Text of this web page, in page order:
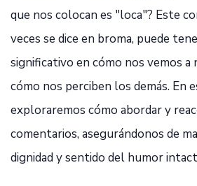
que nos colocan es "loca"? Este
veces se dice en broma, puede
significativo en cómo nos vemos
cómo nos perciben los demás. En
exploraremos cómo abordar y
comentarios, asegurándonos de
dignidad y sentido del humor